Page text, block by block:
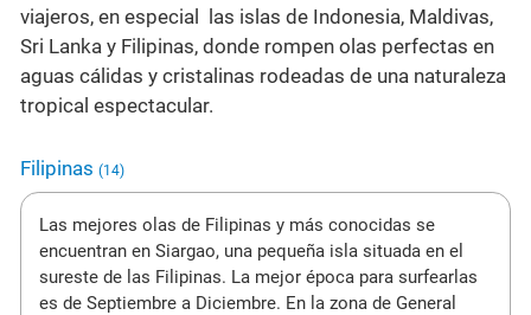
viajeros, en especial las islas de Indonesia, Maldivas,
Sri Lanka y Filipinas, donde rompen olas perfectas en
aguas cálidas y cristalinas rodeadas de una naturaleza
tropical espectacular.
Filipinas (14)
Las mejores olas de Filipinas y más conocidas se
encuentran en Siargao, una pequeña isla situada en el
sureste de las Filipinas. La mejor época para surfearlas
es de Septiembre a Diciembre. En la zona de General